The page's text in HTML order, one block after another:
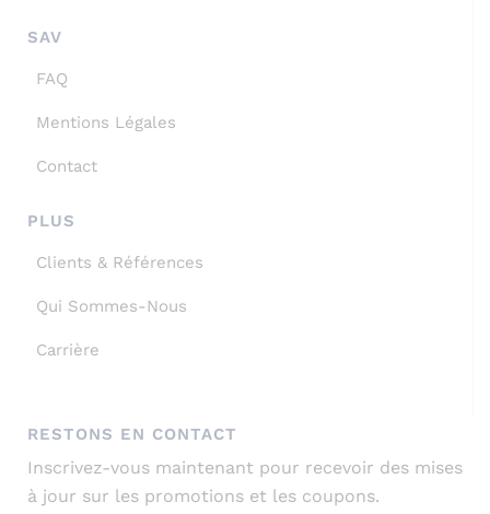
SAV
FAQ
Mentions Légales
Contact
PLUS
Clients & Références
Qui Sommes-Nous
Carrière
RESTONS EN CONTACT
Inscrivez-vous maintenant pour recevoir des mises
à jour sur les promotions et les coupons.